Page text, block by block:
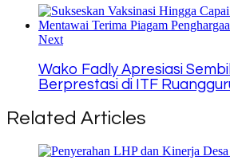
Next
Wako Fadly Apresiasi
Berprestasi di ITF
Related Articles